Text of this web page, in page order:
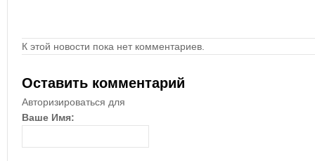
К этой новости пока нет комментариев.
Оставить комментарий
Авторизироваться для
Ваше Имя: